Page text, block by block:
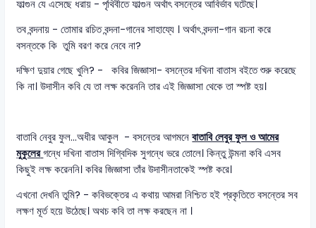
ফাল্গুন যে এসেছে ধরায় - পৃথিবীতে ফাল্গুন অর্থাৎ বসন্তের আবির্ভাব ঘটেছে।
তব বন্দনায় - তোমার রচিত বন্দনা-গানের সাহায্যে । অর্থাৎ বন্দনা-গান রচনা করে
বসন্তকে কি তুমি বরণ করে নেবে না?
দক্ষিণ দুয়ার গেছে খুলি? - কবির জিজ্ঞাসা- বসন্তের দখিনা বাতাস বইতে শুরু করেছে
কি না। উদাসীন কবি যে তা লক্ষ করেননি তার এই জিজ্ঞাসা থেকে তা স্পষ্ট হয়।
বাতাবি নেবুর ফুল…অধীর আকুল - বসন্তের আগমনেবাতাবি লেবুর ফুল ও আমের
মুকুলের গন্ধে দখিনা বাতাস দিগ্বিদিক সুগন্ধে ভরে তোলে। কিন্তু উন্মনা কবি এসব
কিছুই লক্ষ করেননি। কবির জিজ্ঞাসা তাঁর উদাসীনতাকেই স্পষ্ট করে।
এখনো দেখনি তুমি? - কবিভক্তের এ কথায় আমরা নিশ্চিত হই প্রকৃতিতে বসন্তের সব
লক্ষণ মূর্ত হয়ে উঠেছে। অথচ কবি তা লক্ষ করছেন না ।